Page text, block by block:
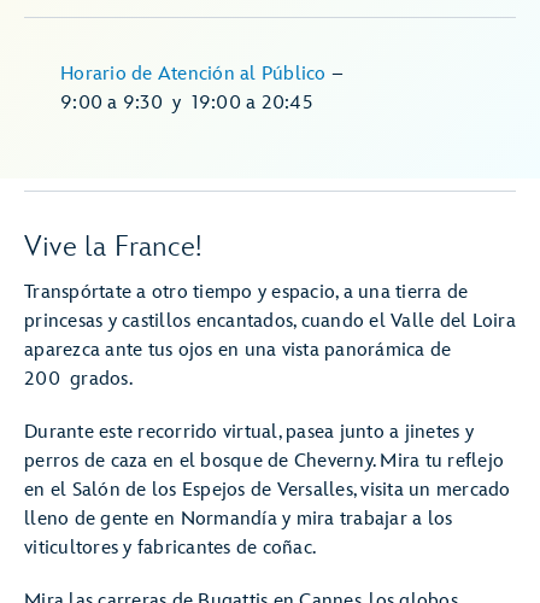
Horario de Atención al Público –
9:00 a 9:30 y 19:00 a 20:45
Vive la France!
Transpórtate a otro tiempo y espacio, a una tierra de
princesas y castillos encantados, cuando el Valle del Loira
aparezca ante tus ojos en una vista panorámica de
200 grados.
Durante este recorrido virtual, pasea junto a jinetes y
perros de caza en el bosque de Cheverny. Mira tu reflejo
en el Salón de los Espejos de Versalles, visita un mercado
lleno de gente en Normandía y mira trabajar a los
viticultores y fabricantes de coñac.